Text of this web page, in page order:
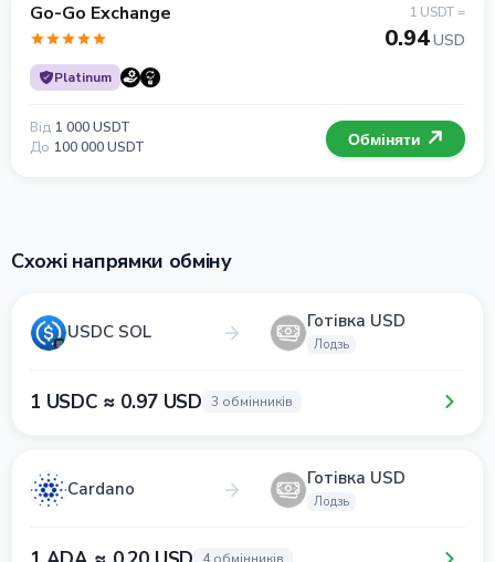
Go-Go Exchange
Platinum
1 USDT =
0.94USD
Від 1 000 USDT
До 100 000 USDT Обміняти
Схожі напрямки обміну
USDC SOL Готівка USD
Лодзь
1 USDC ≈ 0.97 USD 3 обмінників
Cardano Готівка USD
Лодзь